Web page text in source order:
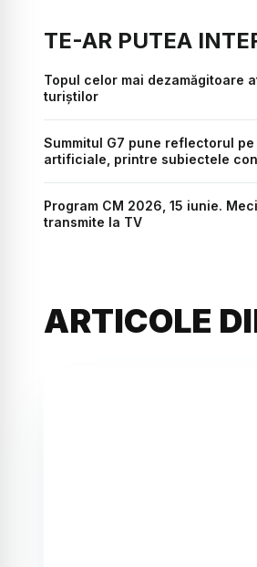
TE-AR PUTEA
Topul celor mai dezamăgitoare
turiștilor
Summitul G7 pune reflectorul
artificiale, printre subiectele
Program CM 2026, 15 iunie.
transmite la TV
ARTICOLE